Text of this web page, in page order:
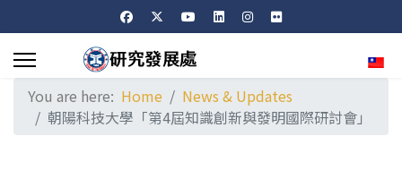
You are here: Home
News & Updates
朝陽科技大學「第4屆知識創新與發明國際研討會」